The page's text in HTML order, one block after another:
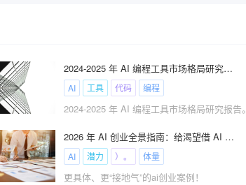
2024-2025 年 AI 编程工具市场格局研究报告
AI 工具 代码 编程
2024-2025 年 AI 编程工具市场格局研究报告。
2026 年 AI 创业全景指南：给渴望借 AI 逐梦的人!
AI 潜力 ）。 体量
更具体、更“接地气”的ai创业案例！